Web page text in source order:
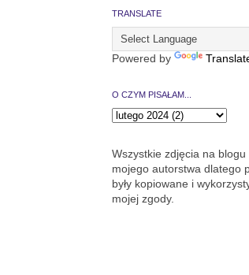
TRANSLATE
Powered by
O CZYM PISAŁAM...
Wszystkie zdjęcia na blogu
mojego autorstwa dlatego
były kopiowane i
mojej zgody.